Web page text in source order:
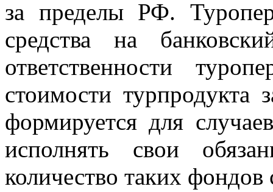
за пределы РФ.
средства на
ответственности
стоимости
формируется для
исполнять свои
количество таких фондов